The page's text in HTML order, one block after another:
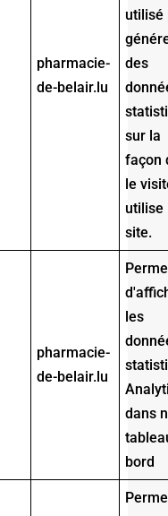
pharmacie-
de-belair.lu
utilisé
des
sur la
façon
le
utilise
site.
pharmacie-
de-belair.lu
les
dans
bord